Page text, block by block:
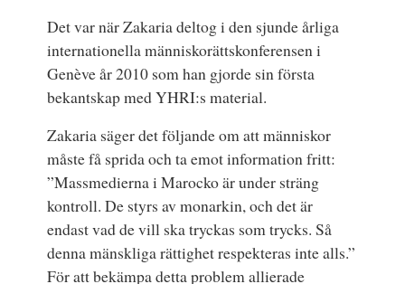
Det var när Zakaria deltog i den sjunde årliga
internationella människorättskonferensen i
Genèveår 2010 som han gjorde sin första
bekantskap med YHRI:s material.
Zakaria säger det följande om att människor
måste få sprida och ta emot information fritt:
”Massmedierna i Marocko är under sträng
kontroll. De styrs av monarkin, och det är
endast vad de vill ska tryckas som trycks. Så
denna mänskliga rättighet respekteras inte alls.”
För att bekämpa detta problem allierade